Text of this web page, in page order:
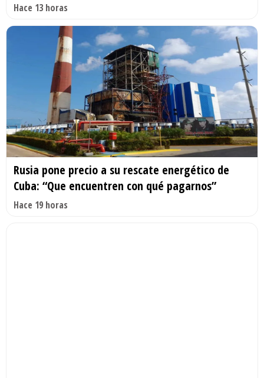
Hace 13 horas
Rusia pone precio a su rescate energético de
Cuba: “Que encuentren con qué pagarnos”
Hace 19 horas